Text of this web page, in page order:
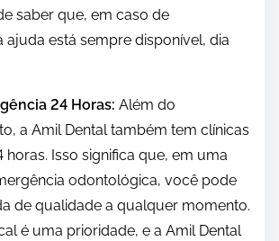
saber que, em caso de
ajuda está sempre disponível, dia
24 Horas: Além do
a Amil Dental também tem clínicas
horas. Isso significa que, em uma
odontológica, você pode
de qualidade a qualquer momento.
é uma prioridade, e a Amil Dental